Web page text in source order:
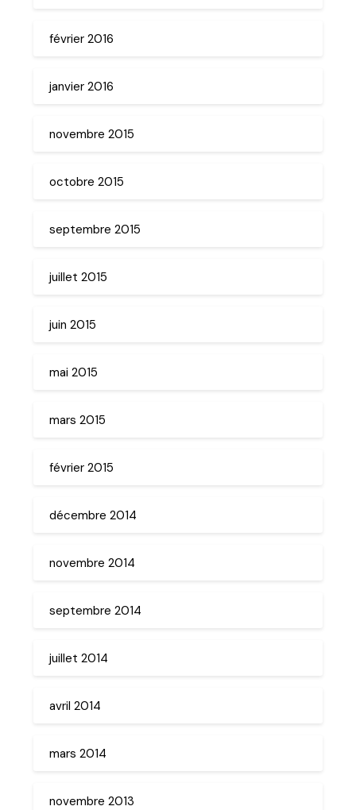
février 2016
janvier 2016
novembre 2015
octobre 2015
septembre 2015
juillet 2015
juin 2015
mai 2015
mars 2015
février 2015
décembre 2014
novembre 2014
septembre 2014
juillet 2014
avril 2014
mars 2014
novembre 2013